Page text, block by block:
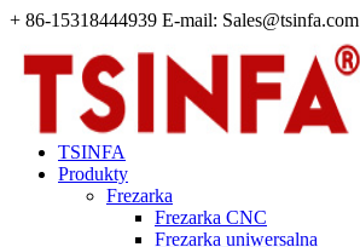
+ 86-15318444939 E-mail: Sales@tsinfa.com
TSINFA
Produkty
Frezarka
Frezarka CNC
Frezarka uniwersalna